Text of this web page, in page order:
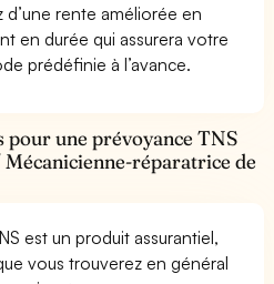
rente améliorée en
en durée qui assurera votre
prédéfinie à l’avance.
une prévoyance TNS
réparatrice de
est un produit assurantiel,
vous trouverez en général